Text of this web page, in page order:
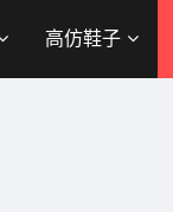
高仿鞋子